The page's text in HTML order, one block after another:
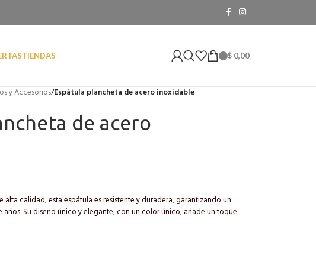
TIENDAS $ 0,00
y Accesorios/Espátula plancheta de acero inoxidable
de acero
calidad, esta espátula es resistente y duradera, garantizando un
Su diseño único y elegante, con un color único, añade un toque